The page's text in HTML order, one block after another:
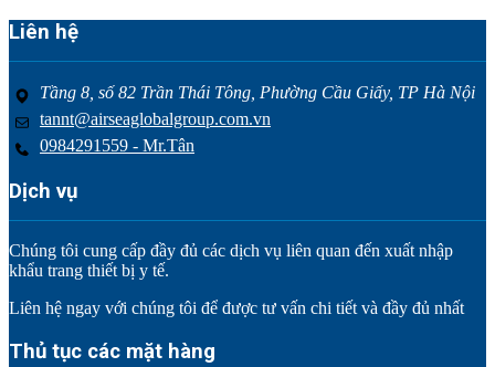
Liên hệ
Tầng 8, số 82 Trần Thái Tông, Phường Cầu Giấy, TP Hà Nội
tannt@airseaglobalgroup.com.vn
0984291559 - Mr.Tân
Dịch vụ
Chúng tôi cung cấp đầy đủ các dịch vụ liên quan đến xuất nhập
khẩu trang thiết bị y tế.
Liên hệ ngay với chúng tôi để được tư vấn chi tiết và đầy đủ nhất
Thủ tục các mặt hàng